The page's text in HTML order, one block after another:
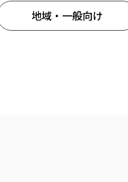
地域・一般向け